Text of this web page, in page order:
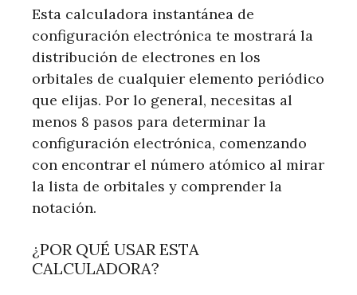
Esta calculadora instantánea de
configuración electrónica te mostrará la
distribución de electrones en los
orbitales de cualquier elemento periódico
que elijas. Por lo general, necesitas al
menos 8 pasos para determinar la
configuración electrónica, comenzando
con encontrar el número atómico al mirar
la lista de orbitales y comprender la
notación.
¿POR QUÉ USAR ESTA
CALCULADORA?